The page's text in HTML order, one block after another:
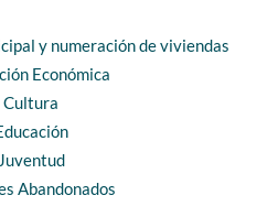
y numeración de viviendas
Económica
Cultura
Juventud
Abandonados